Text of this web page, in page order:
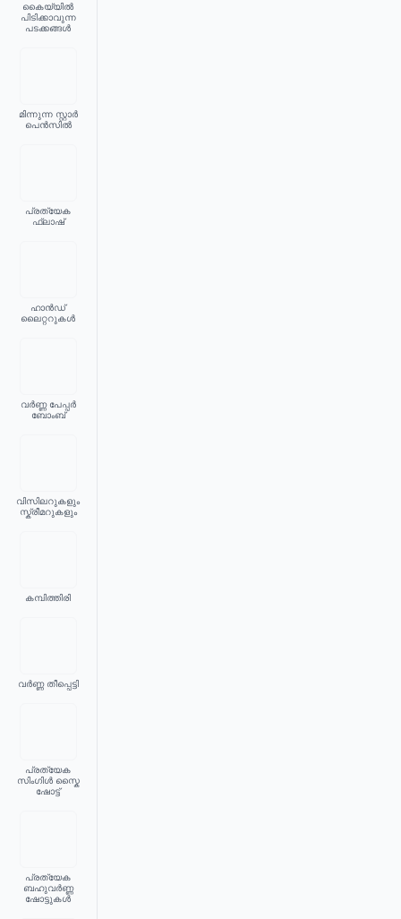
കൈയ്യിൽ
പിടിക്കാവുന്ന
പടക്കങ്ങൾ
മിന്നുന്ന സ്റ്റാർ
പെൻസിൽ
പ്രത്യേക
ഫ്ലാഷ്
ഹാൻഡ്
ലൈറ്ററുകൾ
വർണ്ണ പേപ്പർ
ബോംബ്
വിസിലറുകളും
സ്ക്രീമറുകളും
കമ്പിത്തിരി
വർണ്ണ തീപ്പെട്ടി
പ്രത്യേക
സിംഗിൾ സ്കൈ
ഷോട്ട്
പ്രത്യേക
ബഹുവർണ്ണ
ഷോട്ടുകൾ